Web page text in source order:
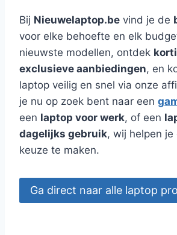
Bij Nieuwelaptop.be vind je de
voor elke behoefte en elk
nieuwste modellen, ontdek
exclusieve aanbiedingen, en
laptop veilig en snel via onze
je nu op zoek bent naar een
een laptop voor werk, of een
dagelijks gebruik, wij helpen
keuze te maken.
Ga direct naar alle laptop